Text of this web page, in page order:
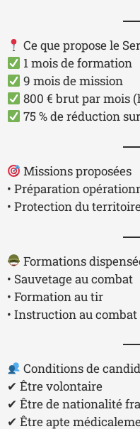
Ce que propose le
1 mois de formation
9 mois de mission
800 € brut par mois
75 % de réduction
Missions proposées
• Préparation
• Protection du
Formations
• Sauvetage au combat
• Formation au tir
• Instruction au combat
Conditions de
✔ Être volontaire
✔ Être de nationalité
✔ Être apte